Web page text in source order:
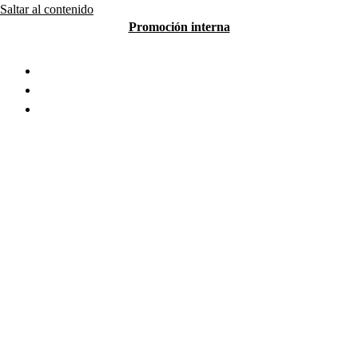
Saltar al contenido
Promoción interna